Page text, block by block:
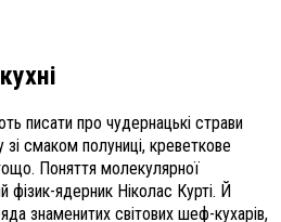
писати про чудернацькі страви
зі смаком полуниці, креветкове
Поняття молекулярної
фізик-ядерник Ніколас Курті. Й
знаменитих світових шеф-кухарів,